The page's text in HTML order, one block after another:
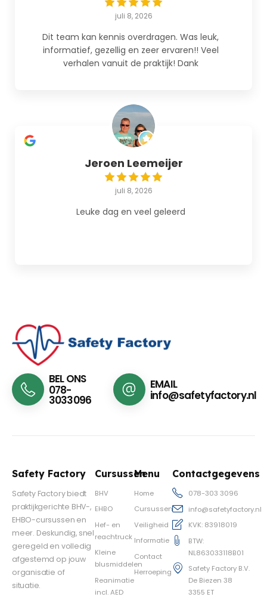
juli 8, 2026
Dit team kan kennis overdragen. Was leuk,
informatief, gezellig en zeer ervaren!! Veel
verhalen vanuit de praktijk! Dank
Jeroen Leemeijer
juli 8, 2026
Leuke dag en veel geleerd
BEL ONS
078-
3033096
EMAIL
info@safetyfactory.nl
Safety Factory
Safety Factory biedt
praktijkgerichte BHV-,
EHBO-cursussen en
meer. Deskundig, snel
geregeld en volledig
afgestemd op jouw
organisatie of
situatie.
Cursussen
BHV
EHBO
Hef- en
reachtruck
Kleine
blusmiddelen
Reanimatie
incl. AED
Menu
Home
Cursussen
Veiligheid
Informatie
Contact
Herroeping
Contactgegevens
078-303 3096
info@safetyfactory.nl
KVK: 83918019
BTW:
NL863033118B01
Safety Factory B.V.
De Biezen 38
3355 ET